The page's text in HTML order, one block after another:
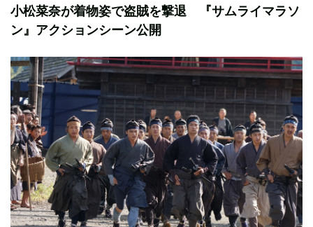
小松菜奈が着物姿で盗賊を撃退 『サムライマラソ
ン』アクションシーン公開